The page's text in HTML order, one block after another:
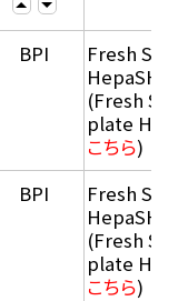
BPI
Fresh
HepaSH®
(Fresh
plate
こちら)
BPI
Fresh
HepaSH®
(Fresh
plate
こちら)